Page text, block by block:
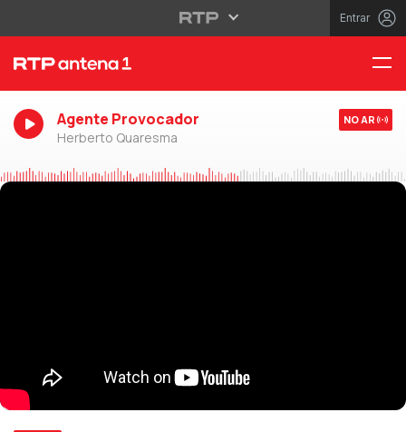
Entrar
Agente Provocador
Herberto Quaresma
NO AR